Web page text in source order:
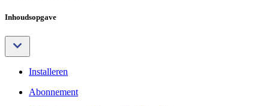
Inhoudsopgave
Installeren
Abonnement